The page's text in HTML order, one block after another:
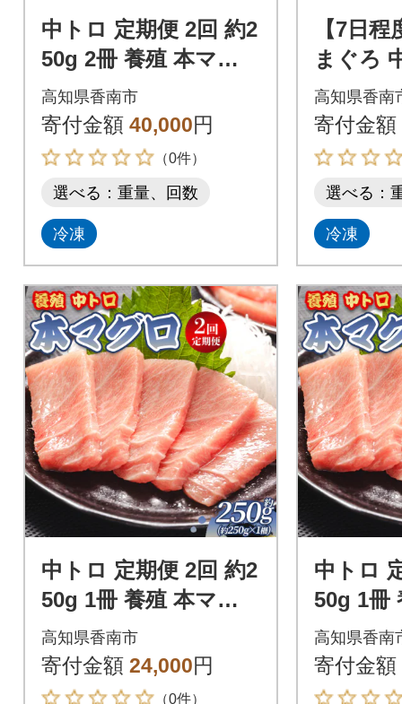
中トロ 定期便 2回 約2
50g 2冊 養殖 本マグ
ロ 合計1kg Woo-0022
高知県香南市
寄付金額 40,000円
（0件）
選べる：重量、回数
冷凍
【7日
まぐろ
2冊 養
ク oo-
高知県香南
寄付金額
選べる：
冷凍
中トロ 定期便 2回 約2
50g 1冊 養殖 本マグ
ロ 合計500g Woo-002
7
高知県香南市
寄付金額 24,000円
（0件）
中トロ
50g 1冊
ロ 合計
29
高知県香南
寄付金額